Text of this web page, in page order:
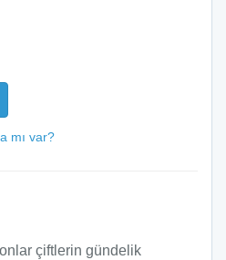
mı var?
çiftlerin gündelik